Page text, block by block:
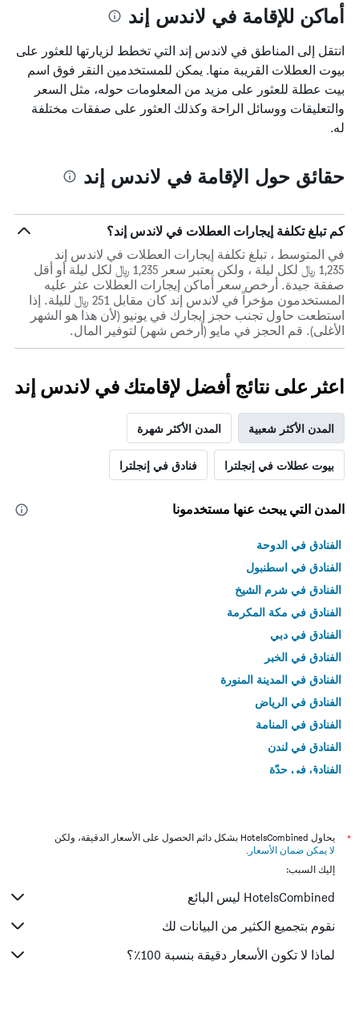
أماكن للإقامة في لاندس إند
انتقل إلى المناطق في لاندس إند التي تخطط لزيارتها للعثور على
بيوت العطلات القريبة منها. يمكن للمستخدمين النقر فوق اسم
بيت عطلة للعثور على مزيد من المعلومات حوله، مثل السعر
والتعليقات ووسائل الراحة وكذلك العثور على صفقات مختلفة
له.
حقائق حول الإقامة في لاندس إند
كم تبلغ تكلفة إيجارات العطلات في لاندس إند؟
في المتوسط ، تبلغ تكلفة إيجارات العطلات في لاندس إند
1,235 ﷼ لكل ليلة ، ولكن يعتبر سعر 1,235 ﷼ لكل ليلة أو أقل
صفقة جيدة. أرخص سعر أماكن إيجارات العطلات عثر عليه
المستخدمون مؤخراً في لاندس إند كان مقابل 251 ﷼ لليلة. إذا
استطعت حاول تجنب حجز إيجارك في يونيو (لأن هذا هو الشهر
الأغلى). قم الحجز في مايو (أرخص شهر) لتوفير المال.
اعثر على نتائج أفضل لإقامتك في لاندس إند
المدن الأكثر شعبية المدن الأكثر شهرة
بيوت عطلات في إنجلترا فنادق في إنجلترا
المدن التي يبحث عنها مستخدمونا
الفنادق في الدوحة
الفنادق في اسطنبول
الفنادق في شرم الشيخ
الفنادق في مكة المكرمة
الفنادق في دبي
الفنادق في الخبر
الفنادق في المدينة المنورة
الفنادق في الرياض
الفنادق في المنامة
الفنادق في لندن
الفنادق في جدّة
*
يحاول HotelsCombined بشكل دائم الحصول على الأسعار الدقيقة، ولكن
لا يمكن ضمان الأسعار .
إليك السبب:
HotelsCombined ليس البائع
نقوم بتجميع الكثير من البيانات لك
لماذا لا تكون الأسعار دقيقة بنسبة 100٪؟